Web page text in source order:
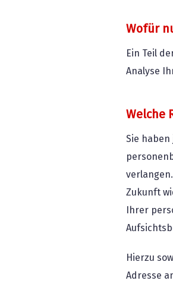
Wofür
Ein Teil
Analyse
Welche
Sie
Zukunft
Ihrer
Hierzu
Adresse